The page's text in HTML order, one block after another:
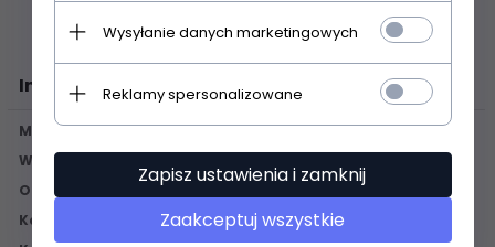
Informacje
Mapa strony
Współpraca
O sklepie
Koszty wysyłki
Wysyłanie danych marketingowych
Reklamy spersonalizowane
Zapisz ustawienia i zamknij
Zaakceptuj wszystkie